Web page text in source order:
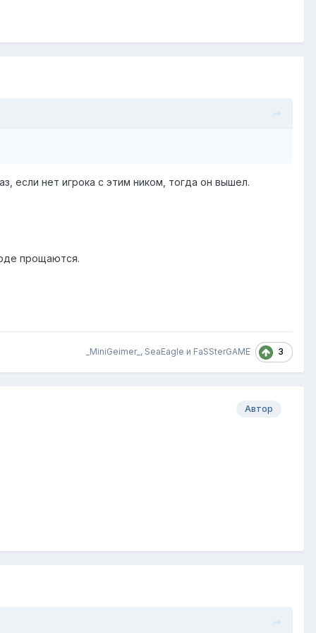
если нет игрока с этим ником, тогда он вышел.
прощаются.
_MiniGeimer_ , SeaEagle и FaSSterGAME 3
Автор